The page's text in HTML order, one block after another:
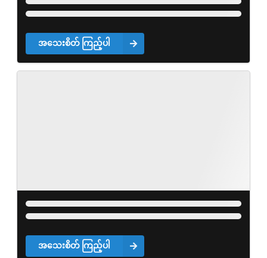
အသေးစိတ် ကြည့်ပါ
အသေးစိတ် ကြည့်ပါ